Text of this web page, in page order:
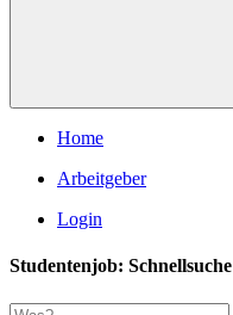
Home
Arbeitgeber
Login
Studentenjob: Schnellsuche